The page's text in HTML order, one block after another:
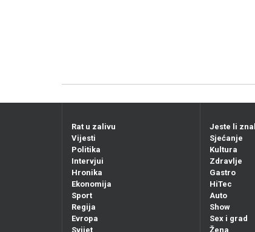
Rat u zalivu
Vijesti
Politika
Intervjui
Hronika
Ekonomija
Sport
Regija
Evropa
Svijet
Jeste li
Sjećanje
Kultura
Zdravlje
Gastro
HiTec
Auto
Show
Sex i grad
Žena